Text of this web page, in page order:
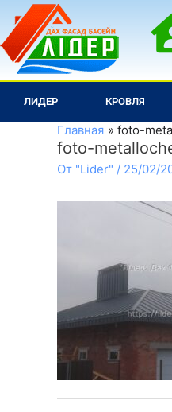
Перейти
содержимому
ЛИДЕР КРОВЛЯ
Главная foto-
foto-
От "Lider" / 25/02/